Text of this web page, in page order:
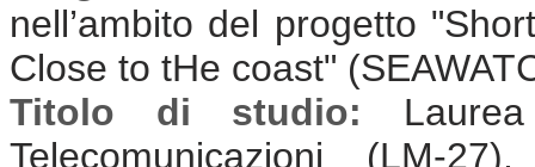
nell’ambito del progetto
Close to tHe coast"
Titolo di studio:
Telecomunicazioni (LM-